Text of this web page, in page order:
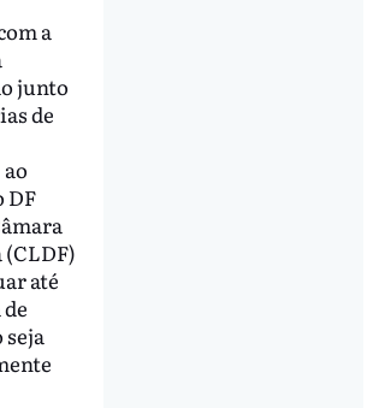
a
junto
de
DF
até
seja